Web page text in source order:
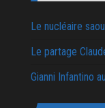
Le nucléaire
Le partage
Gianni Infantino